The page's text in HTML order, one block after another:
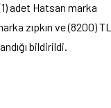
adet Hatsan marka
zıpkın ve (8200) TL
bildirildi.